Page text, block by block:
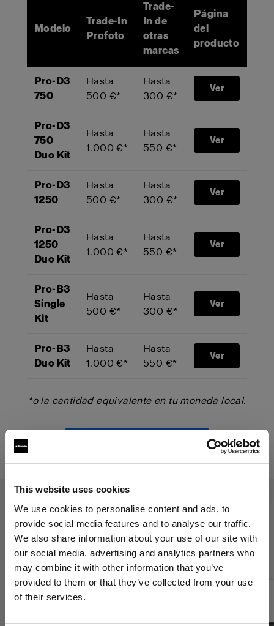
This website uses cookies
We use cookies to personalise content and ads, to
provide social media features and to analyse our traffic.
We also share information about your use of our site with
our social media, advertising and analytics partners who
may combine it with other information that you’ve
provided to them or that they’ve collected from your use
of their services.
Modelo
Trade-In
Profoto
Trade-
In de
otras
marcas
Página
del
producto
Pro-D3
750
Hasta
500 €*
Hasta
300 €*
Ver
Pro-D3
750
Duo Kit
Hasta
1.000 €*
Hasta
550 €*
Ver
Pro-D3
1250
Hasta
500 €*
Hasta
300 €*
Ver
Pro-D3
1250
Duo Kit
Hasta
1.000 €*
Hasta
550 €*
Ver
Pro-B3
Single
Kit
Hasta
500 €*
Hasta
300 €*
Ver
Pro-B3
Duo Kit
Hasta
1.000 €*
Hasta
550 €*
Ver
*o la cantidad equivalente en tu moneda local.
El programa Trade-Up se aplica a
los siguientes productos: